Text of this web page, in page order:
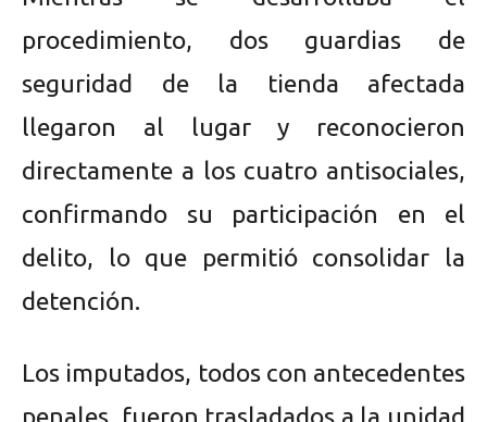
procedimiento, dos guardias de
seguridad de la tienda afectada
llegaron al lugar y reconocieron
directamente a los cuatro antisociales,
confirmando su participación en el
delito, lo que permitió consolidar la
detención.
Los imputados, todos con antecedentes
penales, fueron trasladados a la unidad